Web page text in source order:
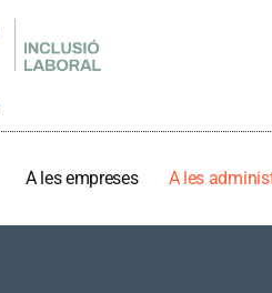
d'eines
A les empreses A les